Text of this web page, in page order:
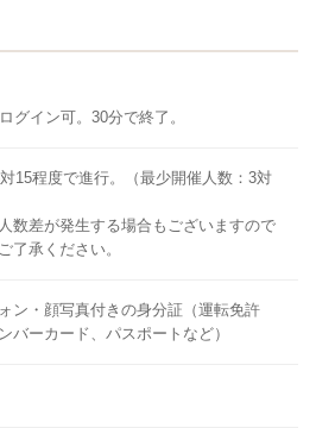
グイン可。30分で終了。
対15程度で進行。（最少開催人数：3対
差が発生する場合もございますので
了承ください。
ン・顔写真付きの身分証（運転免許
バーカード、パスポートなど）